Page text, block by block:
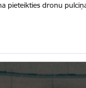
pieteikties dronu